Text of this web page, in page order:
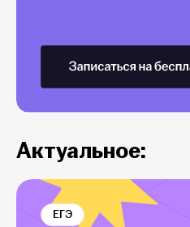
Актуальное:
ЕГЭ